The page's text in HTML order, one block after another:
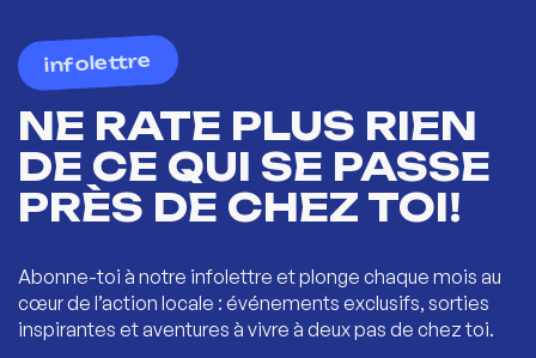
infolettre
NE RATE PLUS RIEN
DE CE QUI SE PASSE
PRÈS DE CHEZ TOI!
Abonne-toi à notre infolettre et plonge chaque mois au
cœur de l’action locale : événements exclusifs, sorties
inspirantes et aventures à vivre à deux pas de chez toi.